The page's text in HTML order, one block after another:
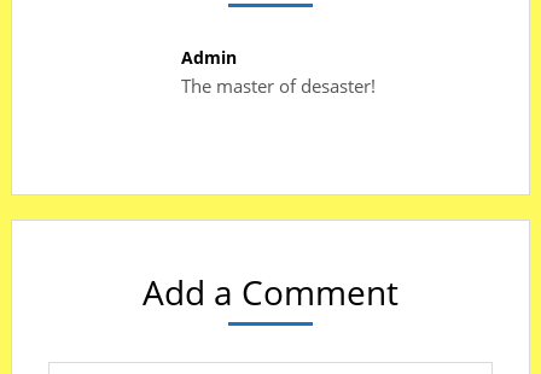
Admin
The master of desaster!
Add a Comment